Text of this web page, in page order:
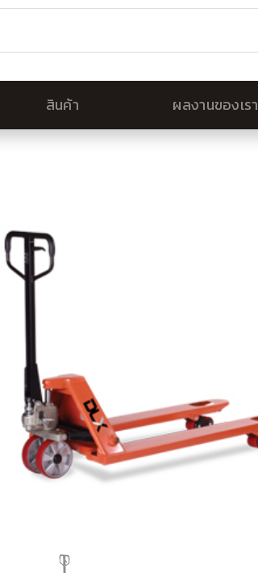
สินค้า ผลงานของเรา